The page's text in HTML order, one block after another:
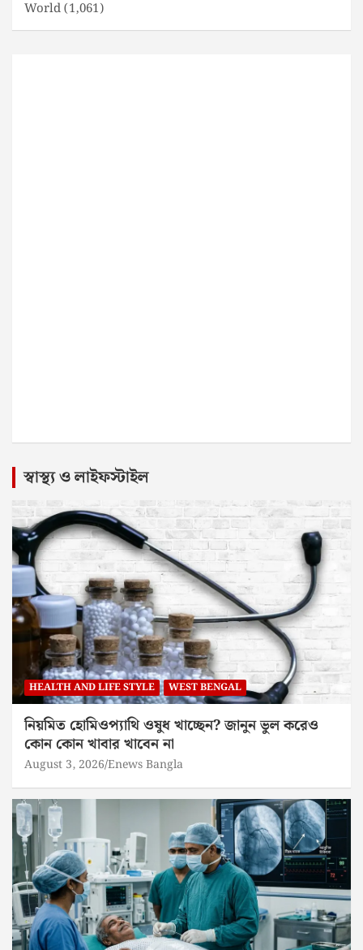
World(1,061)
স্বাস্থ্য ও লাইফস্টাইল
HEALTH AND LIFE STYLE WEST BENGAL
নিয়মিত হোমিওপ্যাথি ওষুধ খাচ্ছেন? জানুন ভুল করেও
কোন কোন খাবার খাবেন না
August 3, 2026 Enews Bangla